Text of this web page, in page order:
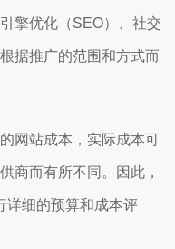
擎优化（SEO）、社交
据推广的范围和方式而
网站成本，实际成本可
商而有所不同。因此，
详细的预算和成本评